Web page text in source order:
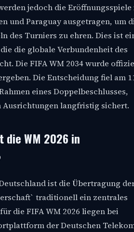
jedoch die Eröffnungsspiele
und Paraguay ausgetragen, um
des Turniers zu ehren. Dies ist
die globale Verbundenheit des
Die FIFA WM 2034 wurde
Die Entscheidung fiel am
eines Doppelbeschlusses,
Ausrichtungen langfristig sichert.
die WM 2026 in
ist die Übertragung
traditionell ein zentrales
die FIFA WM 2026 liegen bei
der Deutschen